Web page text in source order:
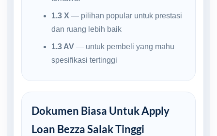
1.3 X — pilihan popular untuk prestasi
dan ruang lebih baik
1.3 AV— untuk pembeli yang mahu
spesifikasi tertinggi
Dokumen Biasa Untuk Apply
Loan Bezza Salak Tinggi